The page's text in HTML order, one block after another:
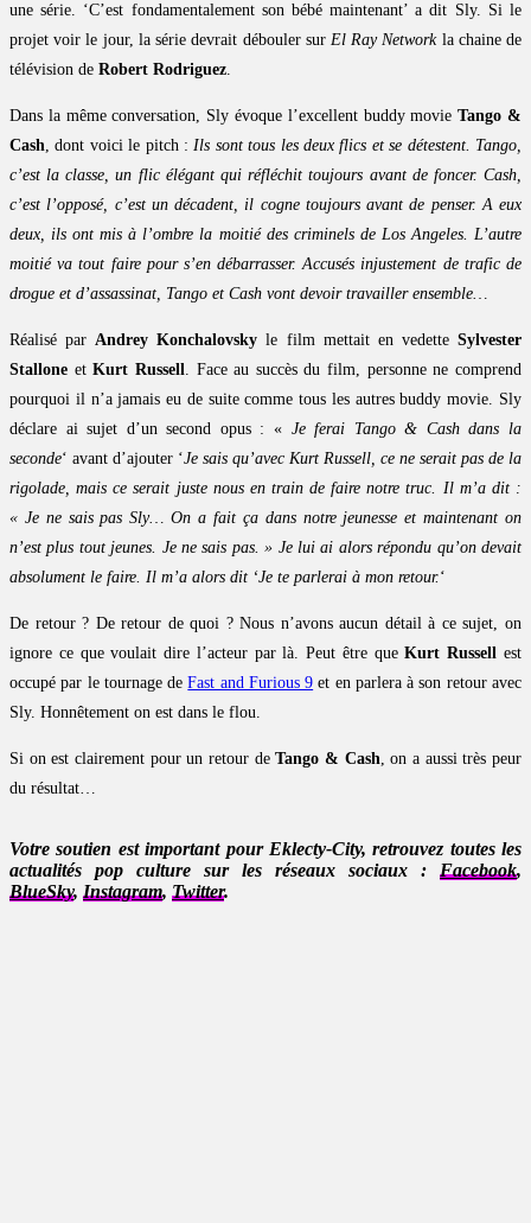
une série. ‘C’est fondamentalement son bébé maintenant’ a dit Sly. Si le
projet voir le jour, la série devrait débouler sur El Ray Networkla chaine de
télévision de Robert Rodriguez.
Dans la même conversation, Sly évoque l’excellent buddy movieTango &
Cash, dont voici le pitch :Ils sont tous les deux flics et se détestent. Tango,
c’est la classe, un flic élégant qui réfléchit toujours avant de foncer. Cash,
c’est l’opposé, c’est un décadent, il cogne toujours avant de penser. A eux
deux, ils ont mis à l’ombre la moitié des criminels de Los Angeles. L’autre
moitié va tout faire pour s’en débarrasser. Accusés injustement de trafic de
drogue et d’assassinat, Tango et Cash vont devoir travailler ensemble…
Réalisé parAndrey Konchalovsky le film mettait en vedetteSylvester
Stallone etKurt Russell. Face au succès du film, personne ne comprend
pourquoi il n’a jamais eu de suite comme tous les autres buddy movie. Sly
déclare ai sujet d’un second opus : « Je ferai Tango & Cash dans la
seconde‘ avant d’ajouter ‘Je sais qu’avec Kurt Russell, ce ne serait pas de la
rigolade, mais ce serait juste nous en train de faire notre truc. Il m’a dit :
« Je ne sais pas Sly… On a fait ça dans notre jeunesse et maintenant on
n’est plus tout jeunes. Je ne sais pas. » Je lui ai alors répondu qu’on devait
absolument le faire. Il m’a alors dit ‘Je te parlerai à mon retour.‘
De retour ? De retour de quoi ? Nous n’avons aucun détail à ce sujet, on
ignore ce que voulait dire l’acteur par là. Peut être queKurt Russell est
occupé par le tournage deFast and Furious 9 et en parlera à son retour avec
Sly. Honnêtement on est dans le flou.
Si on est clairement pour un retour deTango & Cash, on a aussi très peur
du résultat…
Votre soutien est important pour Eklecty-City, retrouvez toutes les
actualités pop culture sur les réseaux sociaux : Facebook,
BlueSky, Instagram, Twitter.